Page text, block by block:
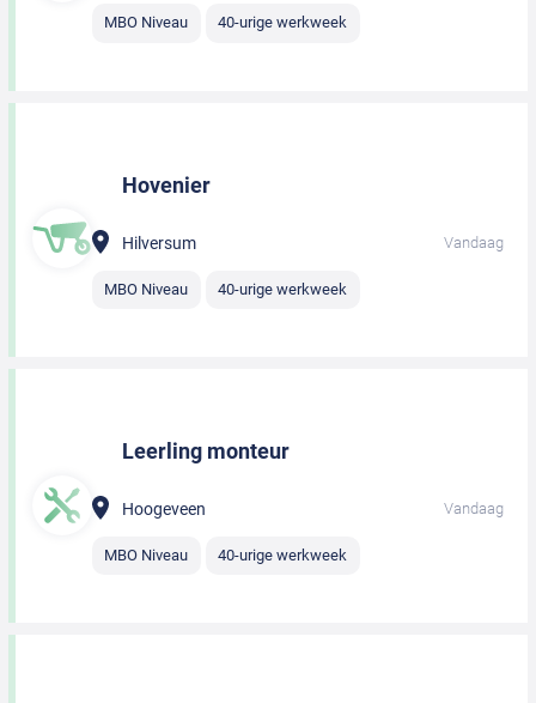
MBO Niveau 40-urige werkweek
Hovenier
Hilversum Vandaag
MBO Niveau 40-urige werkweek
Leerling monteur
Hoogeveen Vandaag
MBO Niveau 40-urige werkweek